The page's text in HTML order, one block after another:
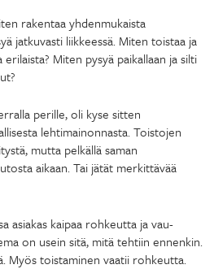
rakentaa yhdenmukaista
jatkuvasti liikkeessä. Miten toistaa ja
Miten pysyä paikallaan ja silti
perille, oli kyse sitten
lehtimainonnasta. Toistojen
mutta pelkällä saman
aikaan. Tai jätät merkittävää
asiakas kaipaa rohkeutta ja vau-
on usein sitä, mitä tehtiin ennenkin.
Myös toistaminen vaatii rohkeutta.